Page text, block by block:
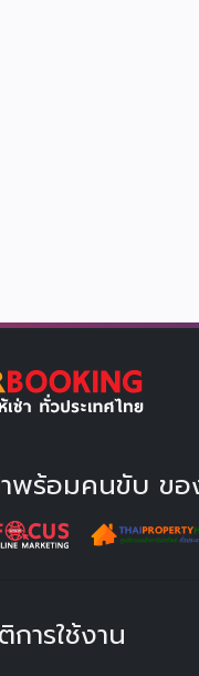
พร้อมคนขับ ขอ
การใช้งาน